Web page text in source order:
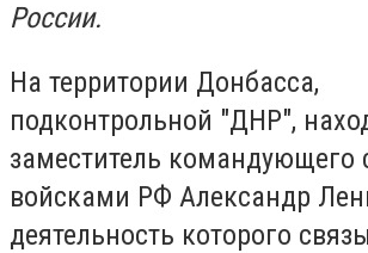
России.
На территории Донбасса,
подконтрольной "ДНР",
заместитель командующего
войсками РФ Александр
деятельность которого